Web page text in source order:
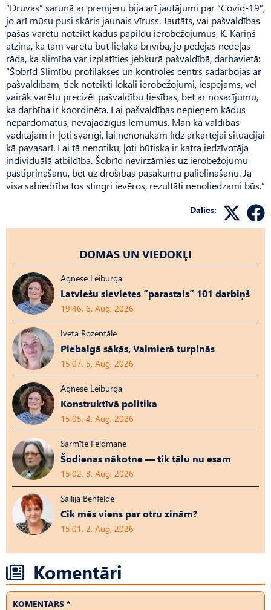
“Druvas” sarunā ar premjeru bija arī jautājumi par “Covid-19”,
jo arī mūsu pusi skāris jaunais vīruss. Jautāts, vai pašvaldības
pašas varētu noteikt kādus papildu ierobežojumus, K. Kariņš
atzina, ka tām varētu būt lielāka brīvība, jo pēdējās nedēļas
rāda, ka slimība var izplatīties jebkurā pašvaldībā, darbavietā:
“Šobrīd Slimību profilakses un kontroles centrs sadarbojas ar
pašvaldībām, tiek noteikti lokāli ierobežojumi, iespējams, vēl
vairāk varētu precizēt pašvaldību tiesības, bet ar nosacījumu,
ka darbība ir koordinēta. Lai pašvaldības nepieņem kādus
nepārdomātus, nevajadzīgus lēmumus. Man kā valdības
vadītājam ir ļoti svarīgi, lai nenonākam līdz ārkārtējai situācijai
kā pavasarī. Lai tā nenotiku, ļoti būtiska ir katra iedzīvotāja
individuālā atbildība. Šobrīd nevirzāmies uz ierobežojumu
pastiprināšanu, bet uz drošības pasākumu palielināšanu. Ja
visa sabiedrība tos stingri ievēros, rezultāti nenoliedzami būs.”
Dalies:
DOMAS UN VIEDOKĻI
Agnese Leiburga
Latviešu sievietes “parastais” 101 darbiņš
19:46, 6. Aug, 2026
Iveta Rozentāle
Piebalgā sākās, Valmierā turpinās
15:07, 5. Aug, 2026
Agnese Leiburga
Konstruktīvā politika
15:05, 4. Aug, 2026
Sarmīte Feldmane
Šodienas nākotne — tik tālu nu esam
15:02, 3. Aug, 2026
Sallija Benfelde
Cik mēs viens par otru zinām?
15:01, 2. Aug, 2026
Komentāri
KOMENTĀRS *